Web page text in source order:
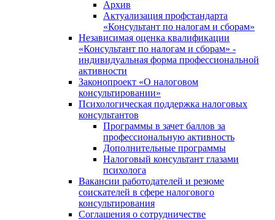
Архив
Актуализация профстандарта
«Консультант по налогам и сборам»
Независимая оценка квалификации
«Консультант по налогам и сборам» -
индивидуальная форма профессиональной
активности
Законопроект «О налоговом
консультировании»
Психологическая поддержка налоговых
консультантов
Программы в зачет баллов за
профессиональную активность
Дополнительные программы
Налоговый консультант глазами
психолога
Вакансии работодателей и резюме
соискателей в сфере налогового
консультирования
Соглашения о сотрудничестве